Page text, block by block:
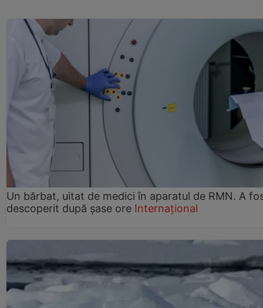
Un bărbat, uitat de medici în aparatul de RMN. A
descoperit după șase ore Internațional